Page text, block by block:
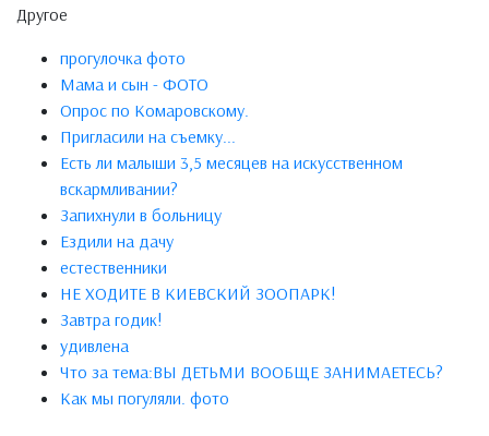
Другое
прогулочка фото
Мама и сын - ФОТО
Опрос по Комаровскому.
Приглaсили нa съeмку...
Есть ли малыши 3,5 месяцев на искусственном
вскармливании?
Запихнули в больницу
Ездили на дачу
естественники
НЕ ХОДИТЕ В КИЕВСКИЙ ЗООПАРК!
Завтра годик!
удивлена
Что за тема:ВЫ ДЕТЬМИ ВООБЩЕ ЗАНИМАЕТЕСЬ?
Как мы погуляли. фото